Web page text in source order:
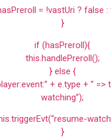
= !vastUri ? false :
}
if (hasPreroll){
this.handlePreroll();
} else {
+ e.type + ” =>
watching”);
}